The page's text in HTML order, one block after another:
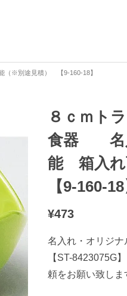
※別途見積） 【9-160-18】
８ｃｍト
食器 名
能 箱入
【9-160-18
¥473
名入れ・オリジ
【ST-8423075G
頼をお願い致しま